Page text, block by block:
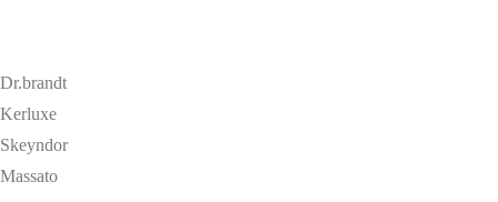
Dr.brandt
Kerluxe
Skeyndor
Massato